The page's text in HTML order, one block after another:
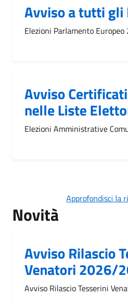
Avviso a tutti
Elezioni Parlamento Europeo
Avviso
nelle Liste
Elezioni Amministrative
Approfondisci la
Novità
Avviso Rilascio
Venatori 2026/
Avviso Rilascio Tesserini